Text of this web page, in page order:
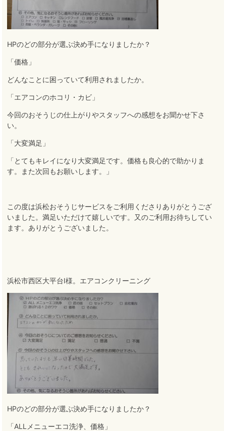
HPのどの部分が選ぶ決め手になりましたか？
「価格」
どんなことに困っていて利用されましたか。
「エアコンのホコリ・カビ」
今回のおそうじの仕上がりやスタッフへの感想をお聞かせ下さ
い。
「大変満足」
「とてもキレイになり大変満足です。価格も良心的で助かりま
す。また次回もお願いします。」
この度は浜松おそうじサービスをご利用くださりありがとうござ
いました 。満足いただけて嬉しいです。 又のご利用お待ちしてい
ます。 ありがとうございました。
浜松市西区大平台I様。エアコンクリーニング
HPのどの部分が選ぶ決め手になりましたか？
「ALLメニューエコ洗浄、価格」